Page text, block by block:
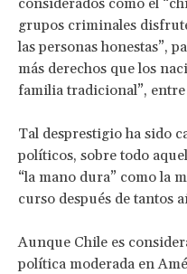
grupos criminales
las personas honestas”,
más derechos que los
familia tradicional”,
Tal desprestigio ha sido
políticos, sobre todo
“la mano dura” como la
curso después de tantos
Aunque Chile es
política moderada en